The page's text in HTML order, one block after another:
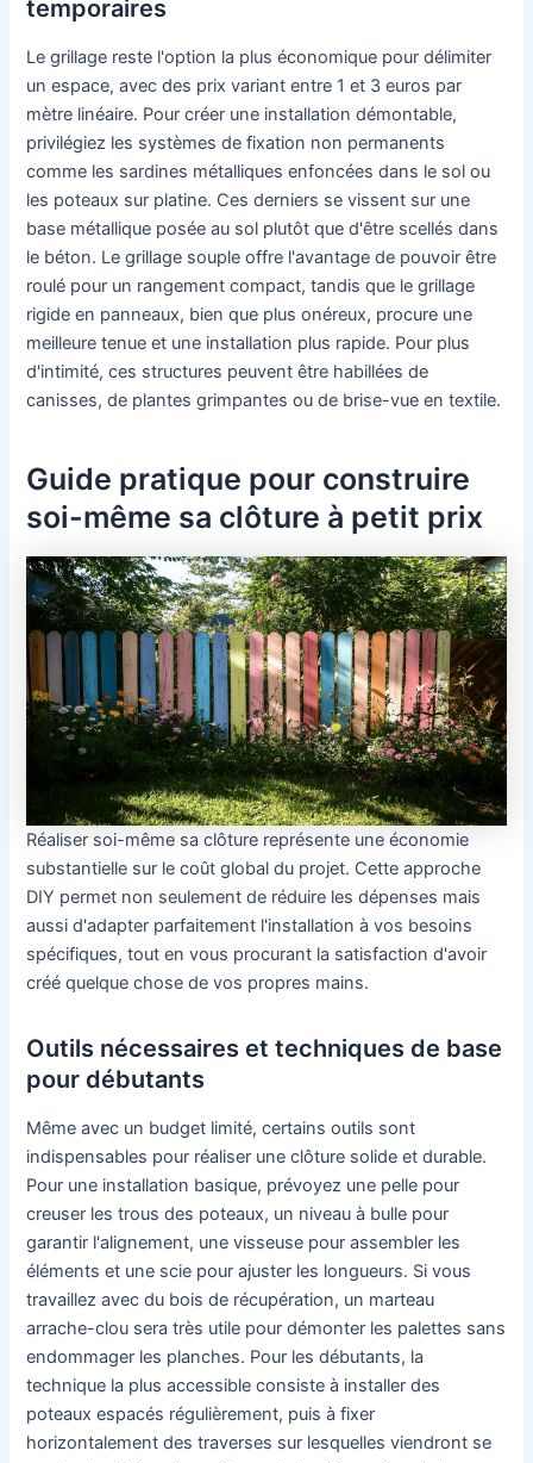
temporaires
Le grillage reste l'option la plus économique pour délimiter
un espace, avec des prix variant entre 1 et 3 euros par
mètre linéaire. Pour créer une installation démontable,
privilégiez les systèmes de fixation non permanents
comme les sardines métalliques enfoncées dans le sol ou
les poteaux sur platine. Ces derniers se vissent sur une
base métallique posée au sol plutôt que d'être scellés dans
le béton. Le grillage souple offre l'avantage de pouvoir être
roulé pour un rangement compact, tandis que le grillage
rigide en panneaux, bien que plus onéreux, procure une
meilleure tenue et une installation plus rapide. Pour plus
d'intimité, ces structures peuvent être habillées de
canisses, de plantes grimpantes ou de brise-vue en textile.
Guide pratique pour construire
soi-même sa clôture à petit prix
Réaliser soi-même sa clôture représente une économie
substantielle sur le coût global du projet. Cette approche
DIY permet non seulement de réduire les dépenses mais
aussi d'adapter parfaitement l'installation à vos besoins
spécifiques, tout en vous procurant la satisfaction d'avoir
créé quelque chose de vos propres mains.
Outils nécessaires et techniques de base
pour débutants
Même avec un budget limité, certains outils sont
indispensables pour réaliser une clôture solide et durable.
Pour une installation basique, prévoyez une pelle pour
creuser les trous des poteaux, un niveau à bulle pour
garantir l'alignement, une visseuse pour assembler les
éléments et une scie pour ajuster les longueurs. Si vous
travaillez avec du bois de récupération, un marteau
arrache-clou sera très utile pour démonter les palettes sans
endommager les planches. Pour les débutants, la
technique la plus accessible consiste à installer des
poteaux espacés régulièrement, puis à fixer
horizontalement des traverses sur lesquelles viendront se